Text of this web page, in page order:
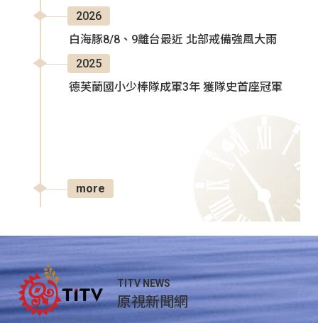
2026
白海豚8/8、9離台最近 北部戒備強風大雨
2025
德芙蘭國小少棒隊成軍3年 獲隊史首座冠軍
more
TITV NEWS
原視新聞網